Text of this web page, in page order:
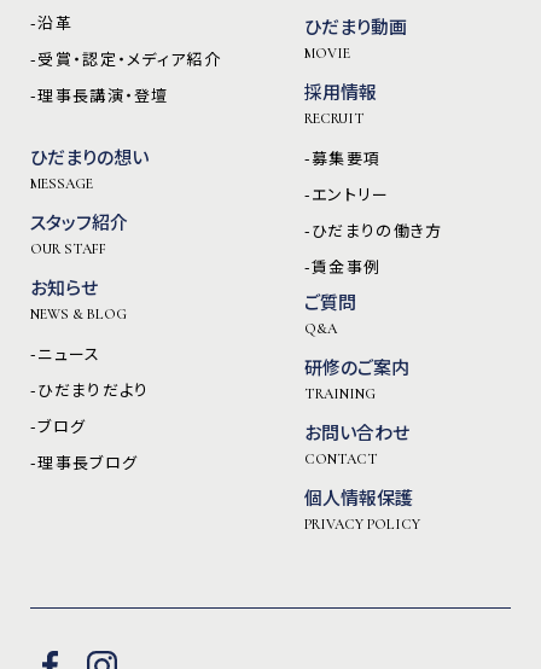
-沿革
-受賞・認定・メディア紹介
-理事長講演・登壇
ひだまりの想い
MESSAGE
スタッフ紹介
OUR STAFF
お知らせ
NEWS & BLOG
-ニュース
-ひだまりだより
-ブログ
-理事長ブログ
ひだまり動画
MOVIE
採用情報
RECRUIT
-募集要項
-エントリー
-ひだまりの働き方
-賃金事例
ご質問
Q&A
研修のご案内
TRAINING
お問い合わせ
CONTACT
個人情報保護
PRIVACY POLICY